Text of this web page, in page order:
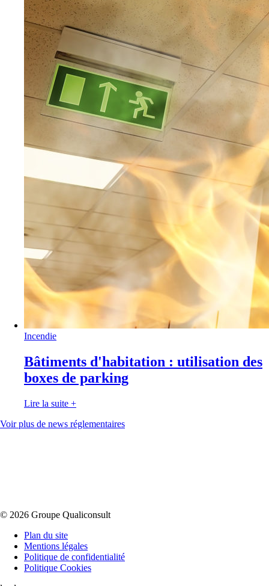
Incendie
Bâtiments d'habitation : utilisation des
boxes de parking
Lire la suite +
Voir plus de news réglementaires
© 2026 Groupe Qualiconsult
Plan du site
Mentions légales
Politique de confidentialité
Politique Cookies